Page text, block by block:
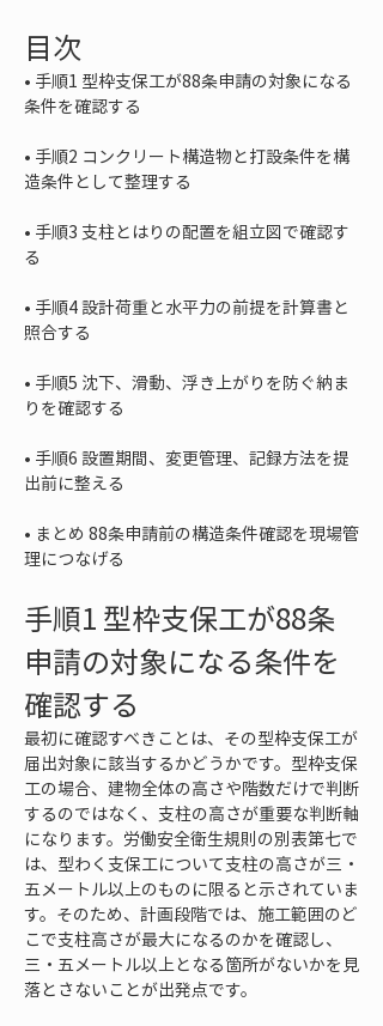
目次
• 手順1 型枠支保工が88条申請の対象になる
• 手順2 コンクリート構造物と打設条件を構
• 手順3 支柱とはりの配置を組立図で確認す
• 手順4 設計荷重と水平力の前提を計算書と
• 手順5 沈下、滑動、浮き上がりを防ぐ納ま
• 手順6 設置期間、変更管理、記録方法を提
• まとめ 88条申請前の構造条件確認を現場管
理につなげる
手順1 型枠支保工が88条
申請の対象になる条件を
確認する
最初に確認すべきことは、その型枠支保工が
届出対象に該当するかどうかです。型枠支保
工の場合、建物全体の高さや階数だけで判断
するのではなく、支柱の高さが重要な判断軸
になります。労働安全衛生規則の別表第七で
は、型わく支保工について支柱の高さが三・
五メートル以上のものに限ると示されていま
す。そのため、計画段階では、施工範囲のど
こで支柱高さが最大になるのかを確認し、
三・五メートル以上となる箇所がないかを見
落とさないことが出発点です。